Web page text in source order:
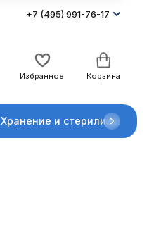
+7 (495) 991-76-17
Избранное Корзина
Хранение и стерилизация